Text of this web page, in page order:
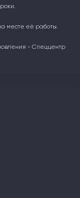
месте её работы.
- Спеццентр